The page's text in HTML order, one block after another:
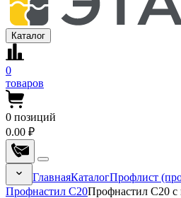
Каталог
0
товаров
0 позиций
0.00 ₽
ГлавнаяКаталогПрофлист
Профнастил С20Профнастил С20 с